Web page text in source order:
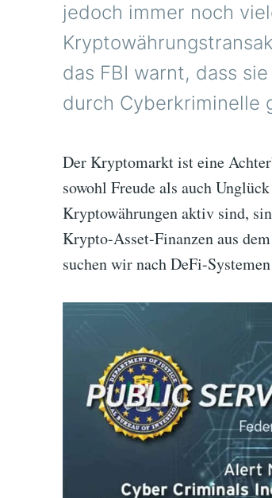
jedoch immer noch
das FBI warnt, dass
durch Cyberkriminelle
Der Kryptomarkt ist eine
sowohl Freude als auch
Kryptowährungen aktiv sind,
Krypto-Asset-Finanzen aus
suchen wir nach DeFi-